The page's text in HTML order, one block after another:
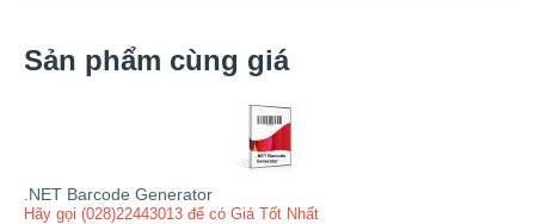
Sản phẩm cùng giá
.NET Barcode Generator
Hãy gọi (028)22443013 để có Giá Tốt Nhất